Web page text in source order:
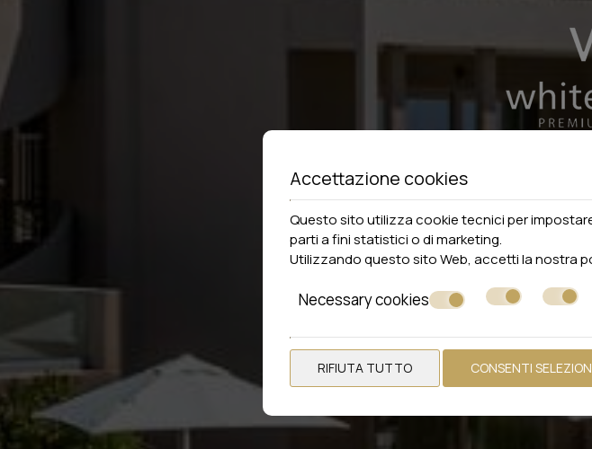
Accettazione cookies
Questo sito utilizza cookie tecnici per
parti a fini statistici o di marketing.
Utilizzando questo sito Web, accetti la nostra
Necessary cookies
RIFIUTA TUTTO CONSENTI